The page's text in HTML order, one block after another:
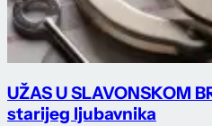
UŽAS U SLAVONSKOM
starijeg ljubavnika